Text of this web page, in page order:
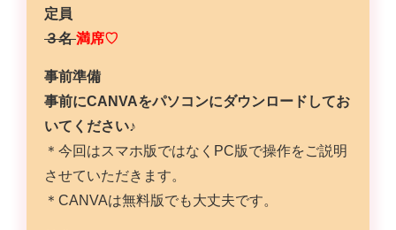
定員
３名満席♡
事前準備
事前にCANVAをパソコンにダウンロードしてお
いてください♪
＊今回はスマホ版ではなく PC版で操作をご説明
させていただきます。
＊ CANVAは無料版でも大丈夫です。